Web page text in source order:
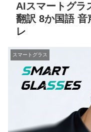
AIスマートグラ
翻訳 8か国語
レ
スマートグラス